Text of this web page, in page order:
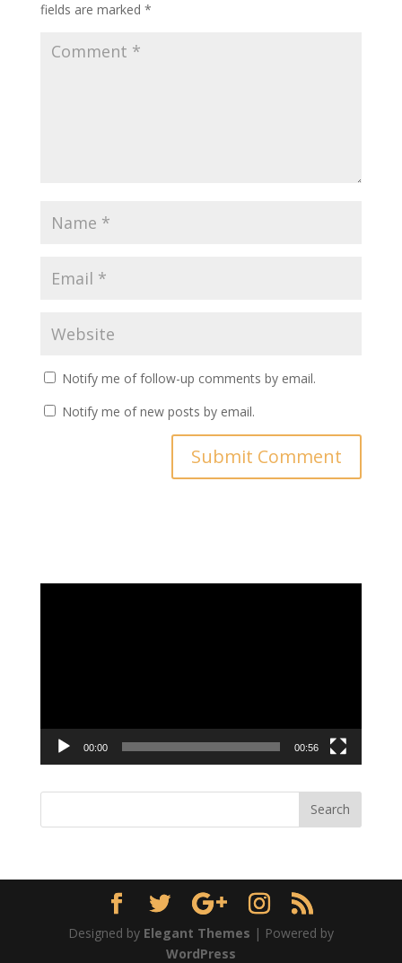
fields are marked *
Notify me of follow-up comments by email.
Notify me of new posts by email.
00:00 00:56
Designed by Elegant Themes | Powered by
WordPress